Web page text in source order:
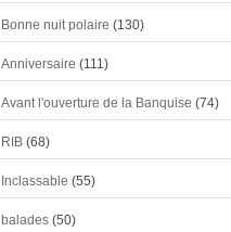
Bonne nuit polaire (130)
Anniversaire (111)
Avant l'ouverture de la Banquise (74)
RIB(68)
Inclassable (55)
balades(50)